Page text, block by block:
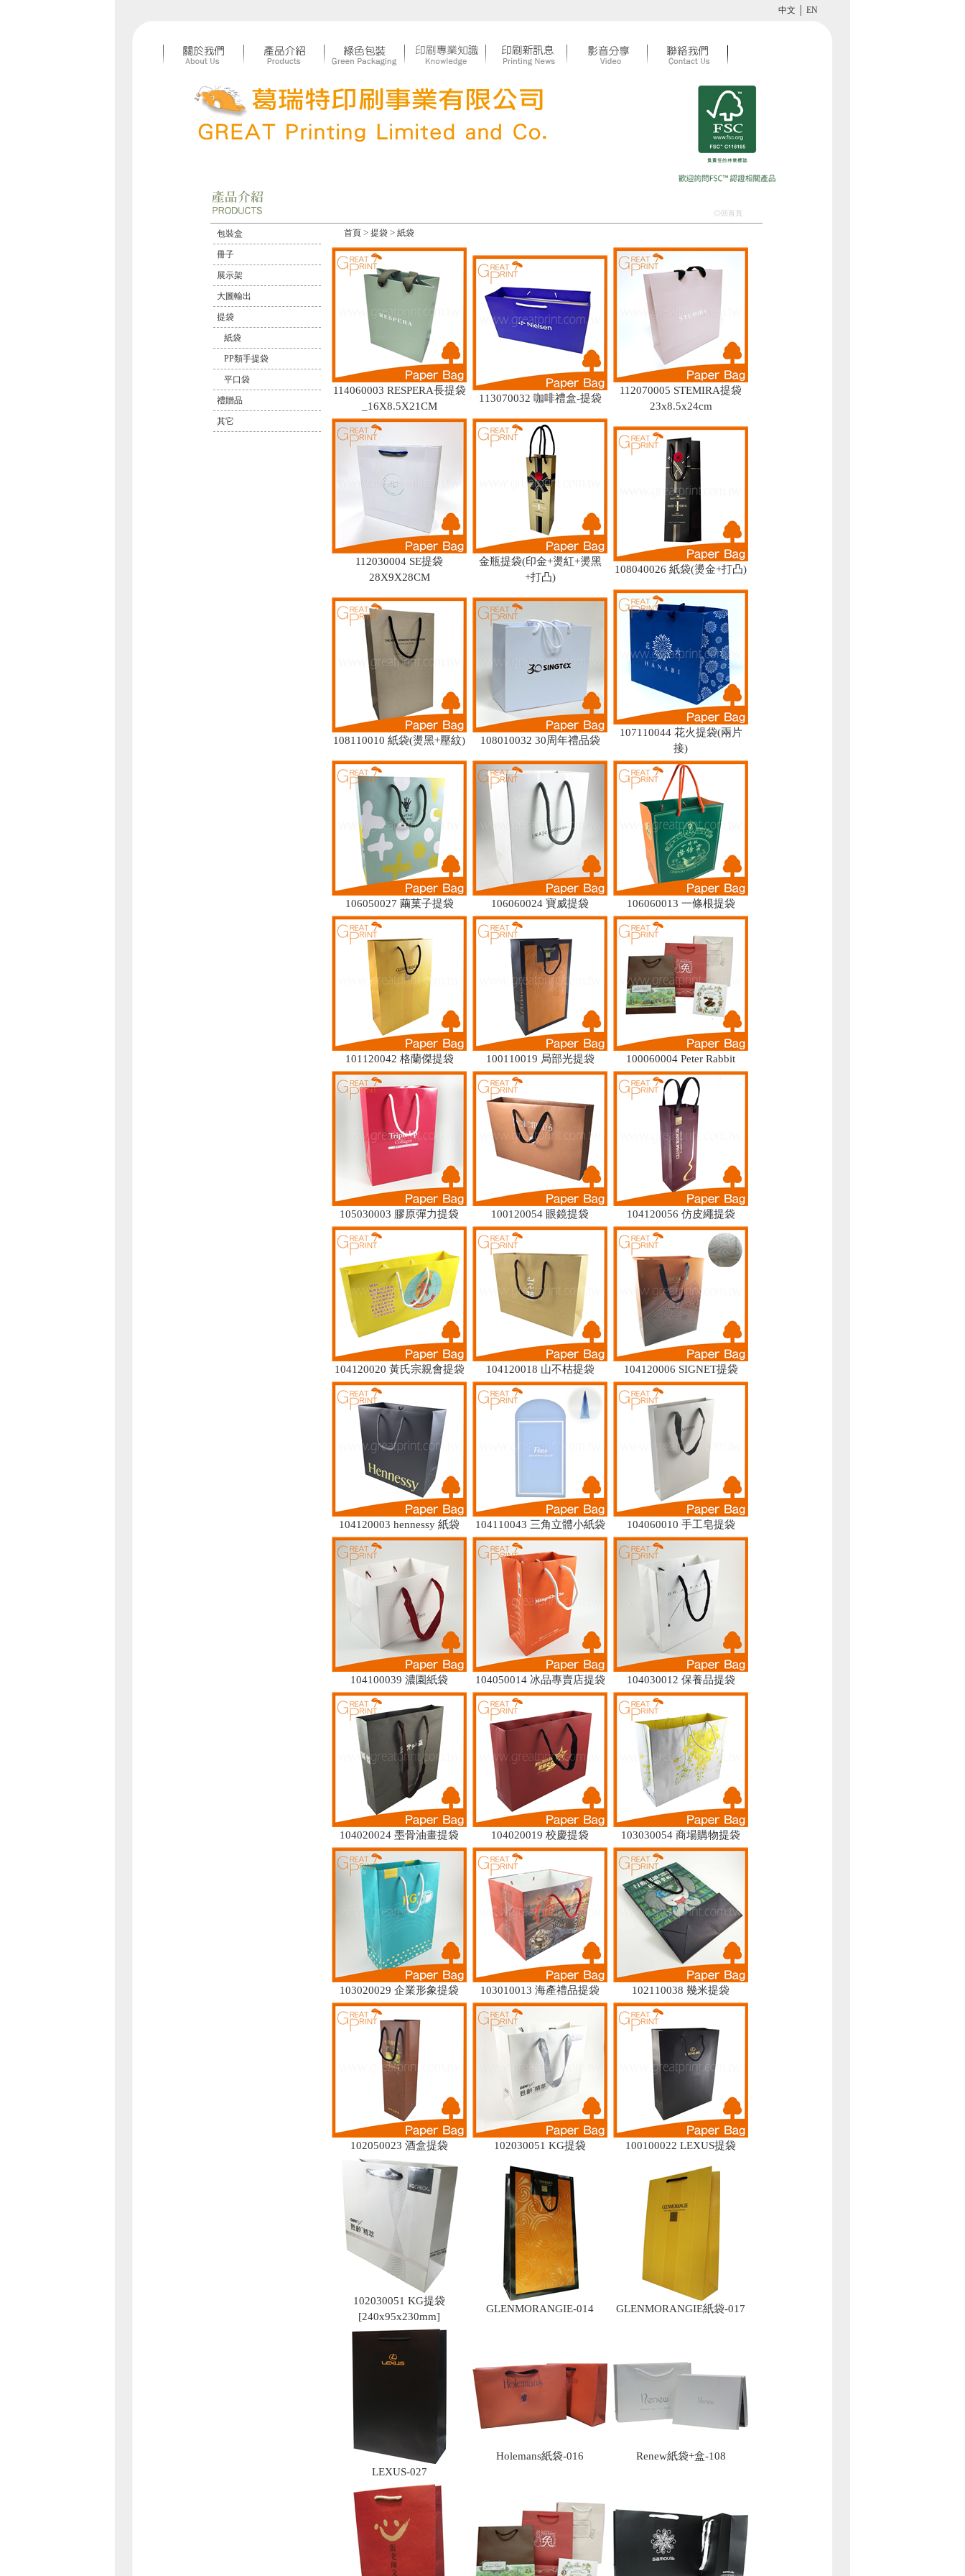
中文 EN
◎回首頁
包裝盒
冊子
展示架
大圖輸出
提袋
紙袋
PP類手提袋
平口袋
禮贈品
其它
首頁 > 提袋 > 紙袋
114060003 RESPERA長提袋
_16X8.5X21CM
113070032 咖啡禮盒-提袋
112070005 STEMIRA提袋
23x8.5x24cm
112030004 SE提袋
28X9X28CM
金瓶提袋(印金+燙紅+燙黑
+打凸)
108040026 紙袋(燙金+打凸)
108110010 紙袋(燙黑+壓紋) 108010032 30周年禮品袋
107110044 花火提袋(兩片
接)
106050027 繭菓子提袋 106060024 寶威提袋 106060013 一條根提袋
101120042 格蘭傑提袋 100110019 局部光提袋 100060004 Peter Rabbit
105030003 膠原彈力提袋 100120054 眼鏡提袋 104120056 仿皮繩提袋
104120020 黃氏宗親會提袋 104120018 山不枯提袋 104120006 SIGNET提袋
104120003 hennessy 紙袋 104110043 三角立體小紙袋 104060010 手工皂提袋
104100039 濃園紙袋 104050014 冰品專賣店提袋 104030012 保養品提袋
104020024 墨骨油畫提袋 104020019 校慶提袋 103030054 商場購物提袋
103020029 企業形象提袋 103010013 海產禮品提袋 102110038 幾米提袋
102050023 酒盒提袋 102030051 KG提袋 100100022 LEXUS提袋
102030051 KG提袋
[240x95x230mm]
GLENMORANGIE-014 GLENMORANGIE紙袋-017
LEXUS-027
Holemans紙袋-016 Renew紙袋+盒-108